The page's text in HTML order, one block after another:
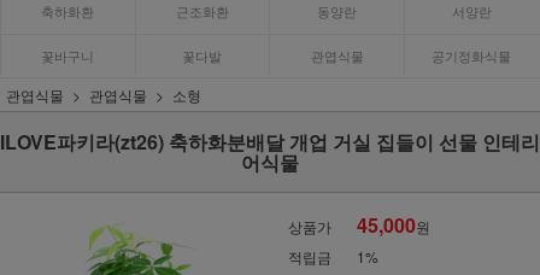
축하화환 근조화환 동양란 서양란
꽃바구니 꽃다발 관엽식물 공기정화식물
관엽식물 관엽식물 소형
ILOVE파키라(zt26) 축하화분배달 개업 거실 집들이 선물 인테리
어식물
상품가 45,000원
적립금
1%